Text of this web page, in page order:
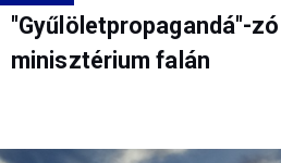
"Gyűlöletpropagandá"-
minisztérium falán